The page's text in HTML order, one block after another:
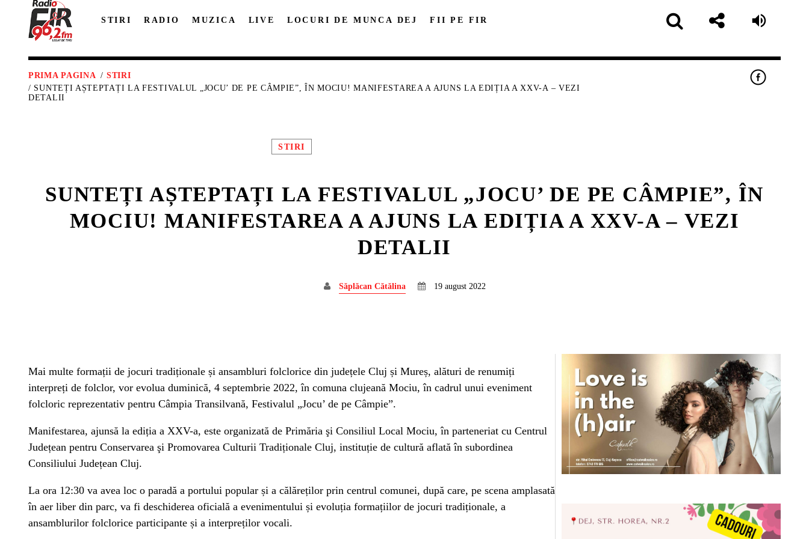
STIRI RADIO MUZICA LIVE LOCURI DE MUNCA DEJ FII PE FIR
DISTRIBUIE PAGINA PE:
Twitter Facebook Pinterest Whatsapp
PRIMA PAGINA / STIRI
/ SUNTEȚI AȘTEPTAȚI LA FESTIVALUL „JOCU’ DE PE CÂMPIE”, ÎN MOCIU! MANIFESTAREA A AJUNS LA EDIȚIA A XXV-A – VEZI
DETALII
STIRI
SUNTEȚI AȘTEPTAȚI LA FESTIVALUL „JOCU’ DE PE CÂMPIE”, ÎN
MOCIU! MANIFESTAREA A AJUNS LA EDIȚIA A XXV-A – VEZI
DETALII
Săplăcan Cătălina 19 august 2022
Mai multe formații de jocuri tradiționale și ansambluri folclorice din județele Cluj și Mureș, alături de renumiți
interpreți de folclor, vor evolua duminică, 4 septembrie 2022, în comuna clujeană Mociu, în cadrul unui eveniment
folcloric reprezentativ pentru Câmpia Transilvană, Festivalul „Jocu’ de pe Câmpie”.
Manifestarea, ajunsă la ediția a XXV-a, este organizată de Primăria şi Consiliul Local Mociu, în parteneriat cu Centrul
Județean pentru Conservarea şi Promovarea Culturii Tradiționale Cluj, instituție de cultură aflată în subordinea
Consiliului Județean Cluj.
La ora 12:30 va avea loc o paradă a portului popular și a călăreților prin centrul comunei, după care, pe scena amplasată
în aer liber din parc, va fi deschiderea oficială a evenimentului și evoluția formațiilor de jocuri tradiționale, a
ansamblurilor folclorice participante și a interpreților vocali.